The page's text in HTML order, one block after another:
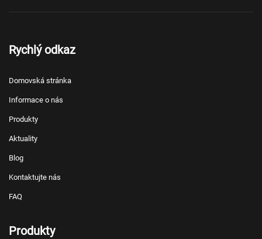
Rychlý odkaz
Domovská stránka
Informace o nás
Produkty
Aktuality
Blog
Kontaktujte nás
FAQ
Produkty